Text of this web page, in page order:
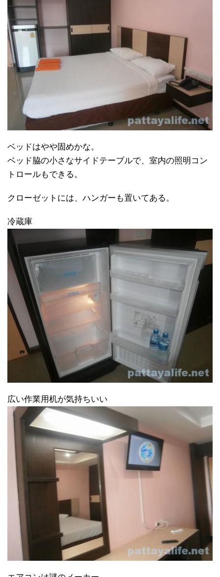
ベッドはやや固めかな。
ベッド脇の小さなサイドテーブルで、室内の照明コン
トロールもできる。
クローゼットには、ハンガーも置いてある。
冷蔵庫
広い作業用机が気持ちいい